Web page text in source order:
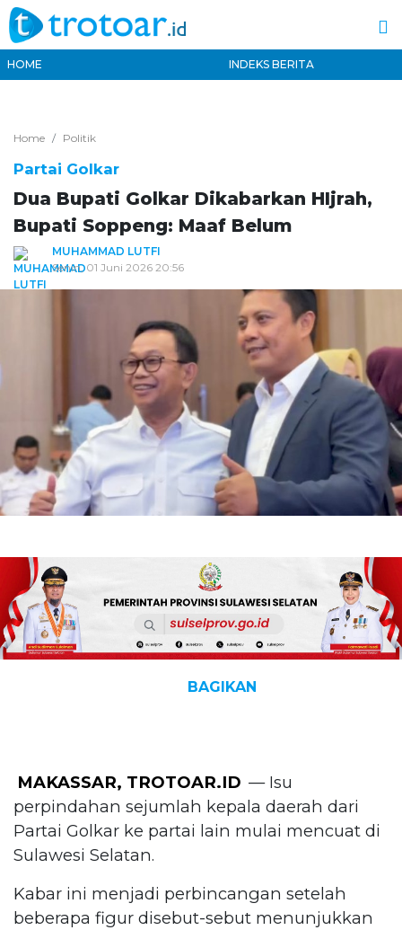
HOME INDEKS BERITA
Home Politik
Partai Golkar
Dua Bupati Golkar Dikabarkan HIjrah,
Bupati Soppeng: Maaf Belum
MUHAMMAD LUTFI
Senin, 01 Juni 2026 20:56
BAGIKAN
MAKASSAR, TROTOAR.ID — Isu
perpindahan sejumlah kepala daerah dari
Partai Golkar ke partai lain mulai mencuat di
Sulawesi Selatan.
Kabar ini menjadi perbincangan setelah
beberapa figur disebut-sebut menunjukkan